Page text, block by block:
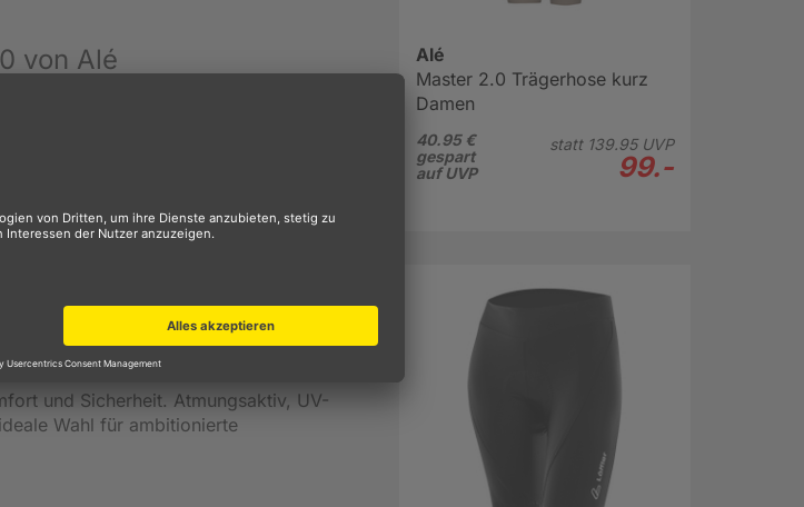
von Alé
Fahrradhose kurz. Dank des
Körper an, sitzt angenehm ohne
und verhindern ein Verrutschen,
bleibst Du auch an heißen Tagen
dass Du nach Regenfahrten oder
geschützt ist. Reflektierende Elemente
Lichtverhältnissen, was deine
sorgt für Komfort auf jedem Sattel und
und Sicherheit. Atmungsaktiv, UV-
Wahl für ambitionierte
Alé
Master 2.0 Trägerhose kurz
Damen
40.95 €
gespart
auf UVP
statt 139.95UVP
99.-